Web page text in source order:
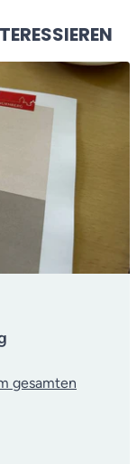
gesamten